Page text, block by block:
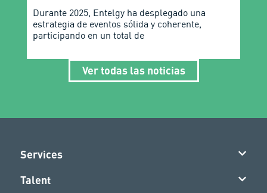
Durante 2025, Entelgy ha desplegado una
estrategia de eventos sólida y coherente,
participando en un total de
Ver todas las noticias
Services
Talent